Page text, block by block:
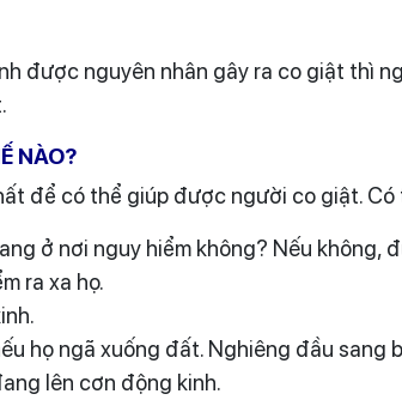
được nguyên nhân gây ra co giật thì
NÀO?
để có thể giúp được người co giật.
ở nơi nguy hiểm không? Nếu không,
ra xa họ.
họ ngã xuống đất. Nghiêng đầu sang
lên cơn động kinh.